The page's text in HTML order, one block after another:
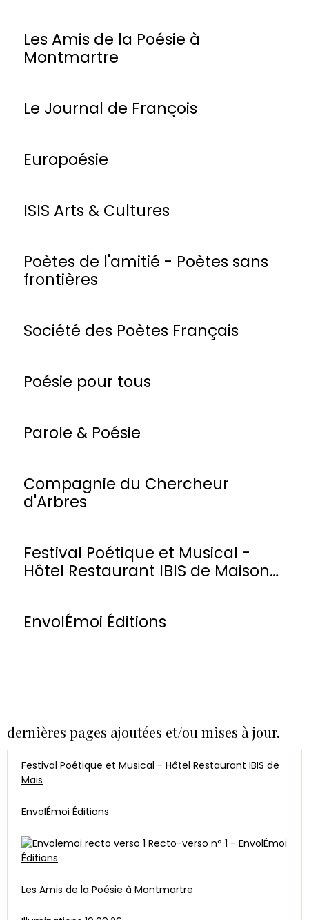
Les Amis de la Poésie à
Montmartre
Le Journal de François
Europoésie
ISIS Arts & Cultures
Poètes de l'amitié - Poètes sans
frontières
Société des Poètes Français
Poésie pour tous
Parole & Poésie
Compagnie du Chercheur
d'Arbres
Festival Poétique et Musical -
Hôtel Restaurant IBIS de Maisons-
EnvolÉmoi Éditions
dernières pages ajoutées et/ou mises à jour.
Festival Poétique et Musical - Hôtel Restaurant IBIS de
Mais
EnvolÉmoi Éditions
Recto-verso n° 1 - EnvolÉmoi
Éditions
Les Amis de la Poésie à Montmartre